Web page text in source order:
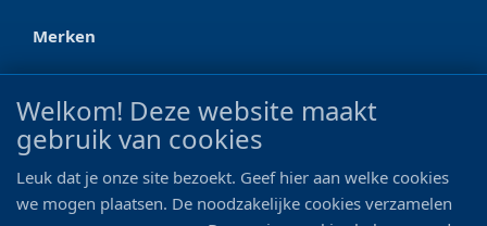
Merken
CONTACT
Ootmarsumseweg 125a
0546 - 622 990
Welkom! Deze website maakt
gebruik van cookies
Leuk dat je onze site bezoekt. Geef hier aan welke cookies
we mogen plaatsen. De noodzakelijke cookies verzamelen